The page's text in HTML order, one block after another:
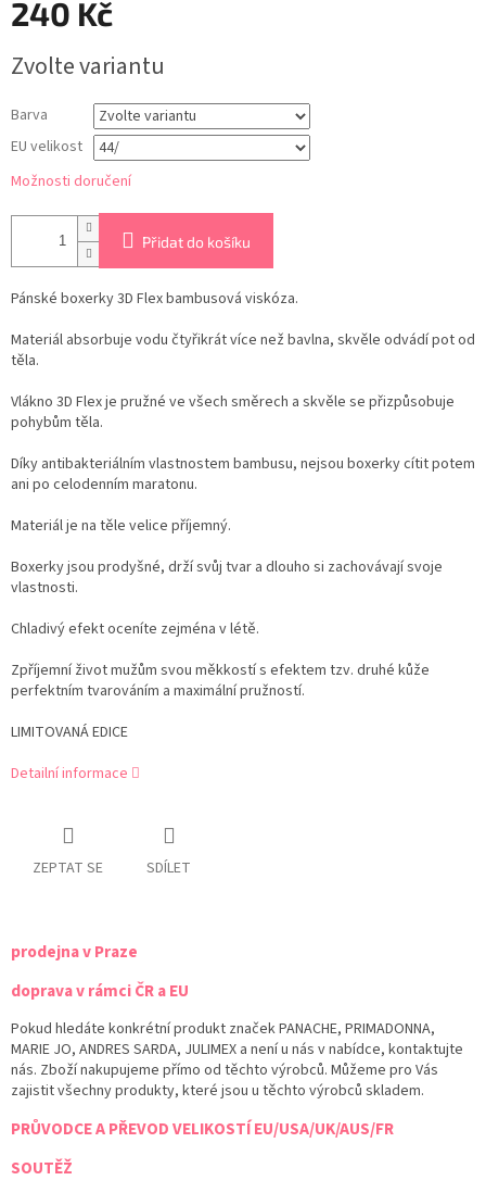
240 Kč
cena:
Zvolte variantu
Barva
EU velikost
Možnosti doručení
Přidat do košíku
Pánské boxerky 3D Flexbambusová viskóza.
Materiál absorbuje vodu čtyřikrát více než bavlna, skvěle odvádí pot od
těla.
Vlákno 3D Flex je pružné ve všech směrech a skvěle se přizpůsobuje
pohybům těla.
Díky antibakteriálním vlastnostem bambusu, nejsou boxerky cítit potem
ani po celodenním maratonu.
Materiál je na těle velice příjemný.
Boxerky jsou prodyšné, drží svůj tvar a dlouho si zachovávají svoje
vlastnosti.
Chladivý efekt oceníte zejména v létě.
Zpříjemní život mužům svou měkkostí s efektem tzv. druhé kůže
perfektním tvarováním a maximální pružností.
LIMITOVANÁ EDICE
Detailní informace
ZEPTAT SE SDÍLET
prodejna v Praze
doprava v rámci ČR a EU
Pokud hledáte konkrétní produkt značek PANACHE, PRIMADONNA,
MARIE JO, ANDRES SARDA, JULIMEX a není u nás v nabídce, kontaktujte
nás. Zboží nakupujeme přímo od těchto výrobců. Můžeme pro Vás
zajistit všechny produkty, které jsou u těchto výrobců skladem.
PRŮVODCE A PŘEVOD VELIKOSTÍ EU/USA/UK/AUS/FR
SOUTĚŽ